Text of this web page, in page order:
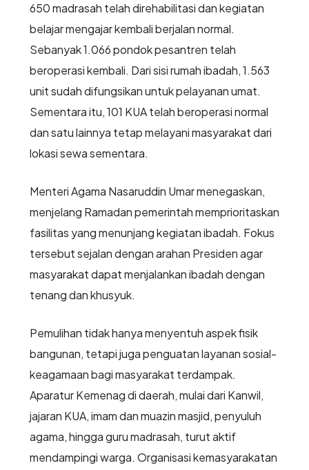
650 madrasah telah direhabilitasi dan kegiatan
belajar mengajar kembali berjalan normal.
Sebanyak 1.066 pondok pesantren telah
beroperasi kembali. Dari sisi rumah ibadah, 1.563
unit sudah difungsikan untuk pelayanan umat.
Sementara itu, 101 KUA telah beroperasi normal
dan satu lainnya tetap melayani masyarakat dari
lokasi sewa sementara.
Menteri Agama Nasaruddin Umar menegaskan,
menjelang Ramadan pemerintah memprioritaskan
fasilitas yang menunjang kegiatan ibadah. Fokus
tersebut sejalan dengan arahan Presiden agar
masyarakat dapat menjalankan ibadah dengan
tenang dan khusyuk.
Pemulihan tidak hanya menyentuh aspek fisik
bangunan, tetapi juga penguatan layanan sosial-
keagamaan bagi masyarakat terdampak.
Aparatur Kemenag di daerah, mulai dari Kanwil,
jajaran KUA, imam dan muazin masjid, penyuluh
agama, hingga guru madrasah, turut aktif
mendampingi warga. Organisasi kemasyarakatan